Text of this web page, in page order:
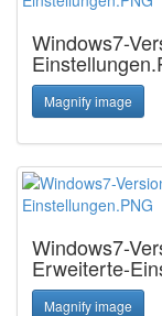
Windows7-
Magnify image
Windows7-
Erweiterte-
Magnify image